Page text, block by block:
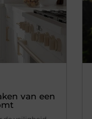
van een